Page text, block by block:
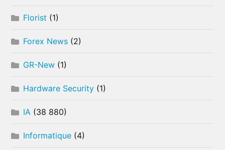
Florist (1)
Forex News (2)
GR-New (1)
Hardware Security (1)
IA (38 880)
Informatique (4)